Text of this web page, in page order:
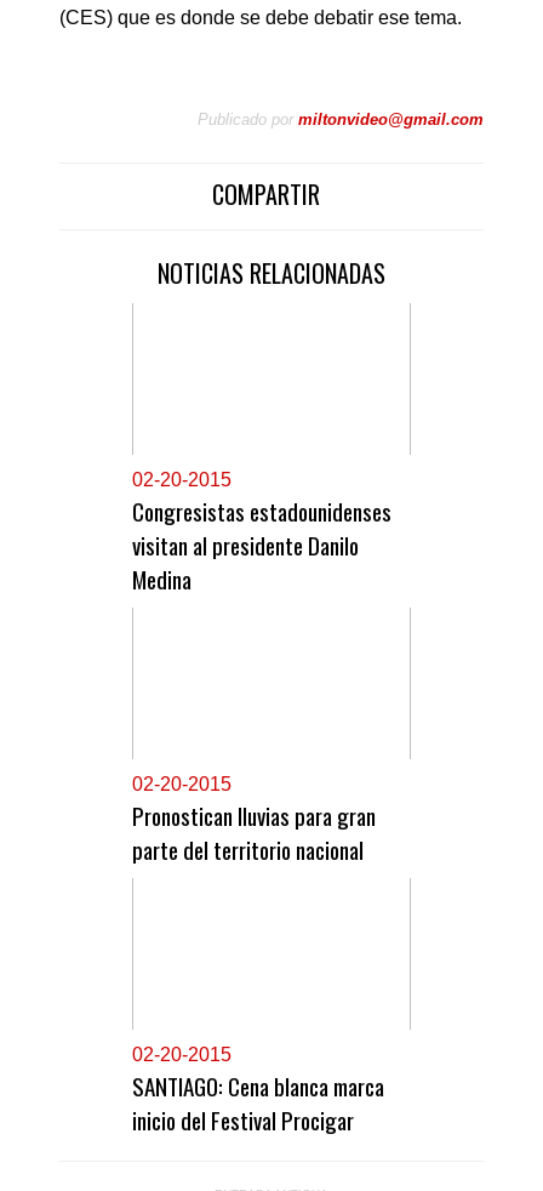
(CES) que es donde se debe debatir ese tema.
Publicado por miltonvideo@gmail.com
COMPARTIR
NOTICIAS RELACIONADAS
02-20-2015
Congresistas estadounidenses
visitan al presidente Danilo
Medina
02-20-2015
Pronostican lluvias para gran
parte del territorio nacional
02-20-2015
SANTIAGO: Cena blanca marca
inicio del Festival Procigar